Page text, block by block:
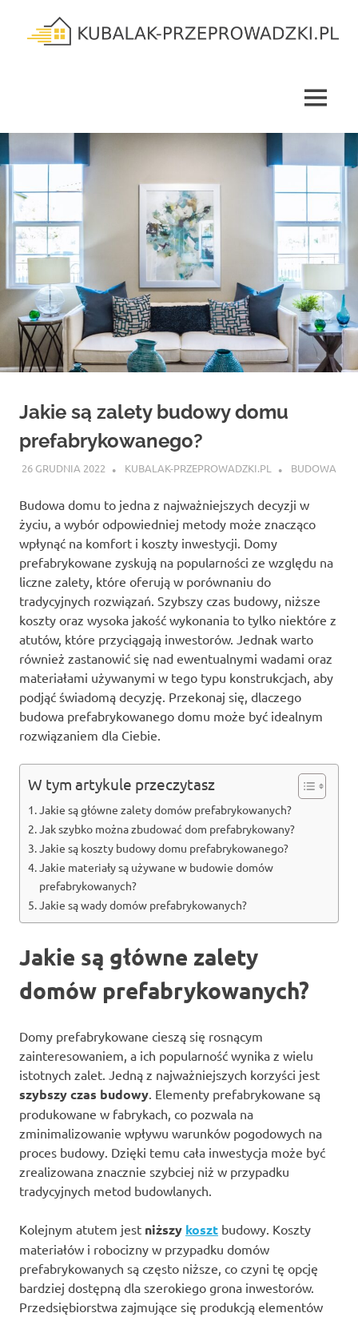
content
MENU
Jakie są zalety budowy domu
prefabrykowanego?
26 GRUDNIA 2022 KUBALAK-PRZEPROWADZKI.PL BUDOWA
Budowa domu to jedna z najważniejszych decyzji w
życiu, a wybór odpowiedniej metody może znacząco
wpłynąć na komfort i koszty inwestycji. Domy
prefabrykowane zyskują na popularności ze względu na
liczne zalety, które oferują w porównaniu do
tradycyjnych rozwiązań. Szybszy czas budowy, niższe
koszty oraz wysoka jakość wykonania to tylko niektóre z
atutów, które przyciągają inwestorów. Jednak warto
również zastanowić się nad ewentualnymi wadami oraz
materiałami używanymi w tego typu konstrukcjach, aby
podjąć świadomą decyzję. Przekonaj się, dlaczego
budowa prefabrykowanego domu może być idealnym
rozwiązaniem dla Ciebie.
W tym artykule przeczytasz
Jakie są główne zalety domów prefabrykowanych?
Jak szybko można zbudować dom prefabrykowany?
Jakie są koszty budowy domu prefabrykowanego?
Jakie materiały są używane w budowie domów
prefabrykowanych?
Jakie są wady domów prefabrykowanych?
Jakie są główne zalety
domów prefabrykowanych?
Domy prefabrykowane cieszą się rosnącym
zainteresowaniem, a ich popularność wynika z wielu
istotnych zalet. Jedną z najważniejszych korzyści jest
szybszy czas budowy. Elementy prefabrykowane są
produkowane w fabrykach, co pozwala na
zminimalizowanie wpływu warunków pogodowych na
proces budowy. Dzięki temu cała inwestycja może być
zrealizowana znacznie szybciej niż w przypadku
tradycyjnych metod budowlanych.
Kolejnym atutem jest niższy koszt budowy. Koszty
materiałów i robocizny w przypadku domów
prefabrykowanych są często niższe, co czyni tę opcję
bardziej dostępną dla szerokiego grona inwestorów.
Przedsiębiorstwa zajmujące się produkcją elementów